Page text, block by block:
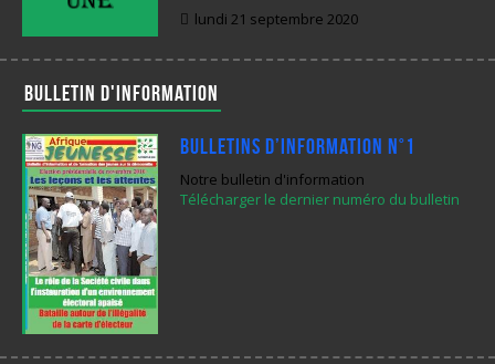
lundi 21 septembre 2020
Bulletin d'information
Bulletins d’Information N°1
Notre bulletin d'information
Télécharger le dernier numéro du bulletin